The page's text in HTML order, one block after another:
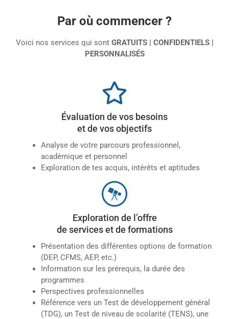
Par où commencer ?
Voici nos services qui sont GRATUITS | CONFIDENTIELS |
PERSONNALISÉS
Évaluation de vos besoins
et de vos objectifs
Analyse de votre parcours professionnel,
académique et personnel
Exploration de tes acquis, intérêts et aptitudes
Exploration de l’offre
de services et de formations
Présentation des différentes options de formation
(DEP, CFMS, AEP, etc.)
Information sur les prérequis, la durée des
programmes
Perspectives professionnelles
Référence vers un Test de développement général
(TDG), un Test de niveau de scolarité (TENS), une